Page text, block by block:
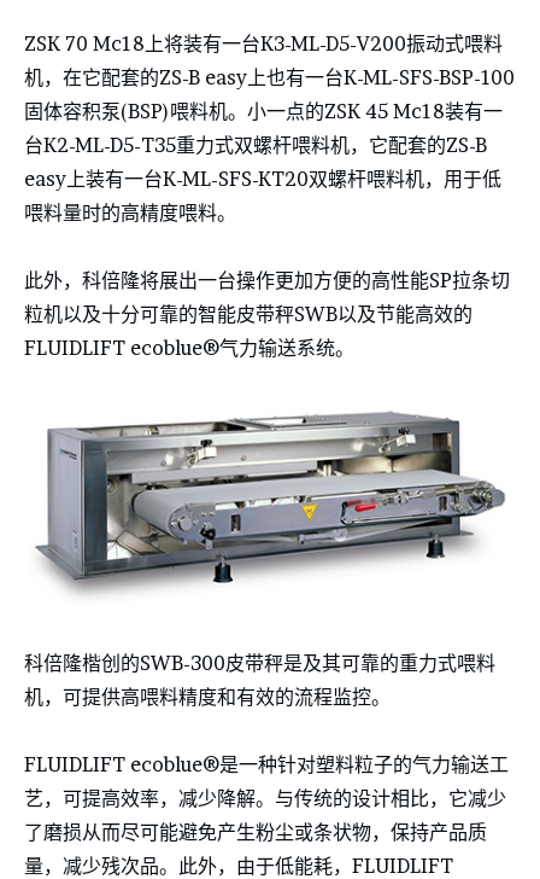
ZSK 70 Mc18上将装有一台K3-ML-D5-V200振动式喂料
机，在它配套的ZS-B easy上也有一台K-ML-SFS-BSP-100
固体容积泵(BSP)喂料机。小一点的ZSK 45 Mc18装有一
台K2-ML-D5-T35重力式双螺杆喂料机，它配套的ZS-B
easy上装有一台K-ML-SFS-KT20双螺杆喂料机，用于低
喂料量时的高精度喂料。
此外，科倍隆将展出一台操作更加方便的高性能SP拉条切
粒机以及十分可靠的智能皮带秤SWB以及节能高效的
FLUIDLIFT ecoblue®气力输送系统。
科倍隆楷创的SWB-300皮带秤是及其可靠的重力式喂料
机，可提供高喂料精度和有效的流程监控。
FLUIDLIFT ecoblue®是一种针对塑料粒子的气力输送工
艺，可提高效率，减少降解。与传统的设计相比，它减少
了磨损从而尽可能避免产生粉尘或条状物，保持产品质
量，减少残次品。此外，由于低能耗，FLUIDLIFT